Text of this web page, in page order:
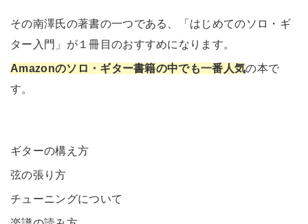
その南澤氏の著書の一つである、「はじめてのソロ・ギ
ター入門」が１冊目のおすすめになります。
Amazonのソロ・ギター書籍の中でも一番人気の本で
す。
ギターの構え方
弦の張り方
チューニングについて